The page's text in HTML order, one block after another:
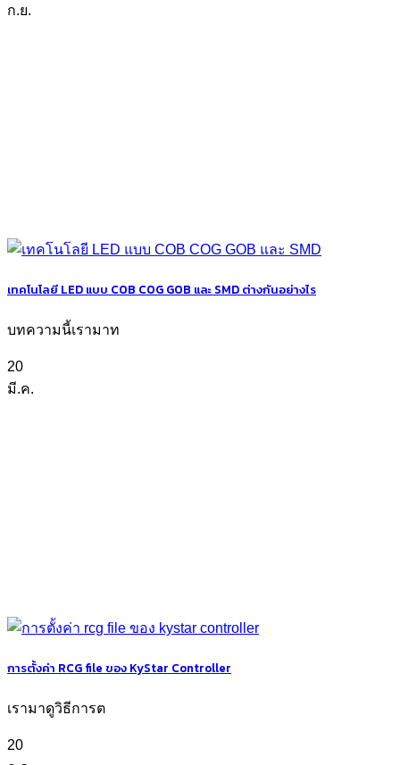
ก.ย.
เทคโนโลยี LED แบบ COB COG GOB และ SMD ต่างกันอย่างไร
บทความนี้เรามาท
20
มี.ค.
การตั้งค่า RCG file ของ KyStar Controller
เรามาดูวิธีการต
20